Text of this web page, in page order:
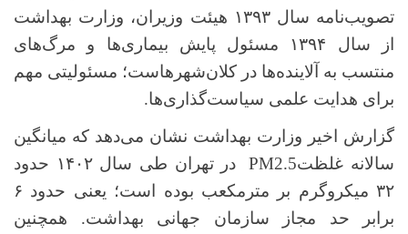
تصویب‌نامه سال۱۳۹۳ هیئت وزیران، وزارت بهداشت
از سال ۱۳۹۴ مسئول پایش بیماری‌ها و مرگ‌های
منتسب به آلاینده‌ها در کلان‌شهرهاست؛ مسئولیتی مهم
برای هدایت علمی سیاست‌گذاری‌ها.
گزارش اخیر وزارت بهداشت نشان می‌دهد که میانگین
سالانه غلظتPM2.5 در تهران طی سال۱۴۰۲ حدود
۳۲ میکروگرم بر مترمکعب بوده است؛ یعنی حدود ۶
برابر حد مجاز سازمان جهانی بهداشت. همچنین